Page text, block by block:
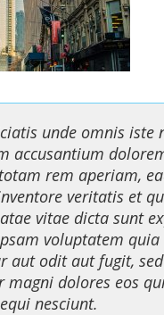
unde omnis iste
accusantium
rem aperiam,
veritatis et
vitae dicta sunt
voluptatem quia
aut odit aut fugit,
magni dolores eos
nesciunt.